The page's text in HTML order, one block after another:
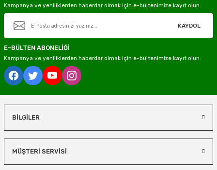
Kampanya ve yeniliklerden haberdar olmak için e-bültenimize kayıt olun.
KAYDOL
E-BÜLTEN ABONELİĞİ
Kampanya ve yeniliklerden haberdar olmak için e-bültenimize kayıt olun.
BİLGİLER
MÜŞTERİ SERVİSİ